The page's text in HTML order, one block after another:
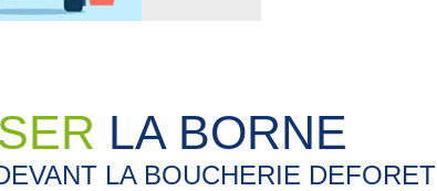
LA BORNE
LA BOUCHERIE DEFORET